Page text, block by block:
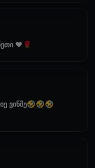
❤️🌹
ვინმე🤣🤣🤣